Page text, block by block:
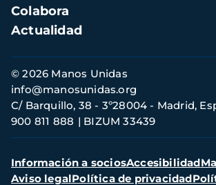
Colabora
Actualidad
Información
de
contacto
© 2026 Manos Unidas
C/ Barquillo, 38 - 3º28004 - Madrid,
900 811 888
BIZUM 33439
info@manosunidas.org
Menú
secundario
Información a sociosAccesibilidad
Aviso legalPolítica de privacidad